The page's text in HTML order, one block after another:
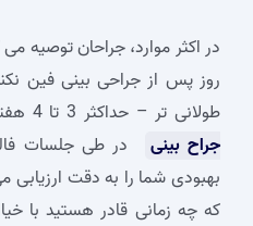
روز پس از جراحی بینی فین
طولانی تر – حداکثر 3 تا 4 هفته – ایده آل است.
جراح بینی
در طی جلسات
بهبودی شما را به دقت
که چه زمانی قادر هستید با